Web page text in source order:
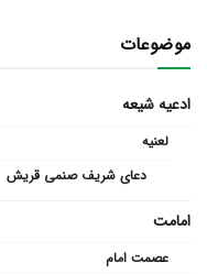
موضوعات
ادعیه شیعه
لعنیه
دعای شریف صنمی قریش
امامت
عصمت امام